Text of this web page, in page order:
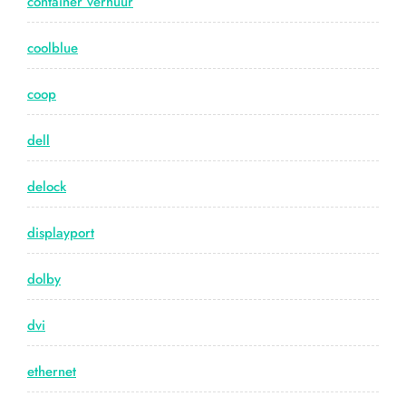
coolblue
coop
dell
delock
displayport
dolby
dvi
ethernet